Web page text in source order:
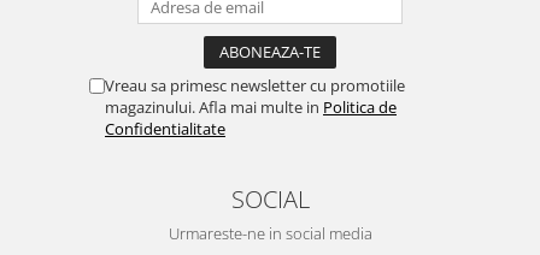
Vreau sa primesc newsletter cu promotiile
magazinului. Afla mai multe in Politica de
Confidentialitate
SOCIAL
Urmareste-ne in social media